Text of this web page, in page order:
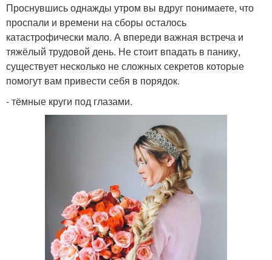
Проснувшись однажды утром вы вдруг понимаете, что
проспали и времени на сборы осталось
катастрофически мало. А впереди важная встреча и
тяжёлый трудовой день. Не стоит впадать в панику,
существует несколько не сложных секретов которые
помогут вам привести себя в порядок.
- тёмные круги под глазами.